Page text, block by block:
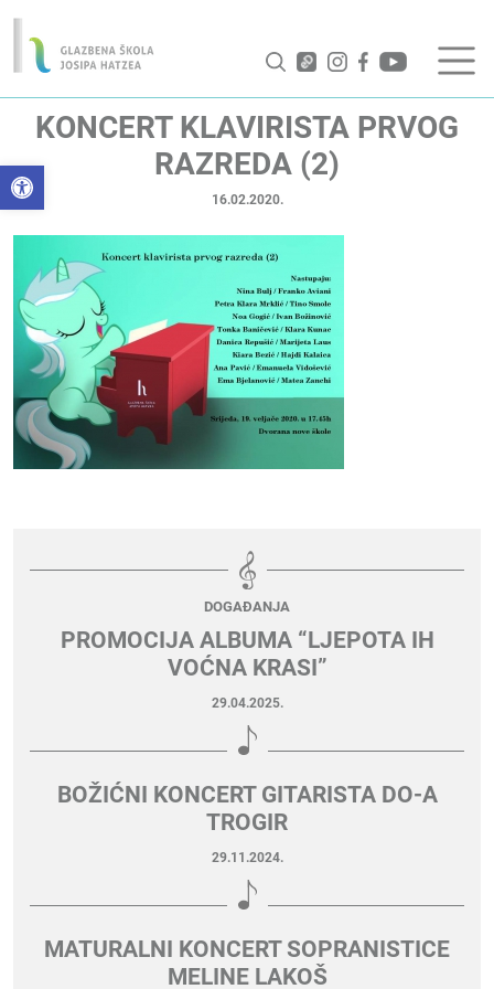
Open toolbar
KONCERT KLAVIRISTA PRVOG
RAZREDA (2)
16.02.2020.
DOGAĐANJA
PROMOCIJA ALBUMA “LJEPOTA IH
VOĆNA KRASI”
29.04.2025.
BOŽIĆNI KONCERT GITARISTA DO-A
TROGIR
29.11.2024.
MATURALNI KONCERT SOPRANISTICE
MELINE LAKOŠ